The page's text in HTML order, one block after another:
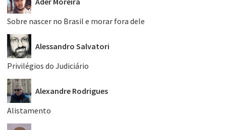
Sobre nascer no Brasil e morar fora dele
Alessandro Salvatori
Privilégios do Judiciário
Alexandre Rodrigues
Alistamento